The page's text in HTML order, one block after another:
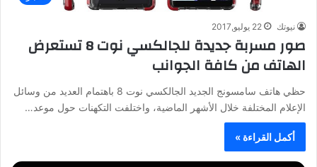
نيوتك 22 يوليو,2017
صور مسربة جديدة للجالكسي نوت 8 تستعرض
الهاتف من كافة الجوانب
حظي هاتف سامسونج الجديد الجالكسي نوت 8 باهتمام العديد من وسائل
الإعلام المختلفة خلال الأشهر الماضية، واختلفت التكهنات حول موعد…
أكمل القراءة »